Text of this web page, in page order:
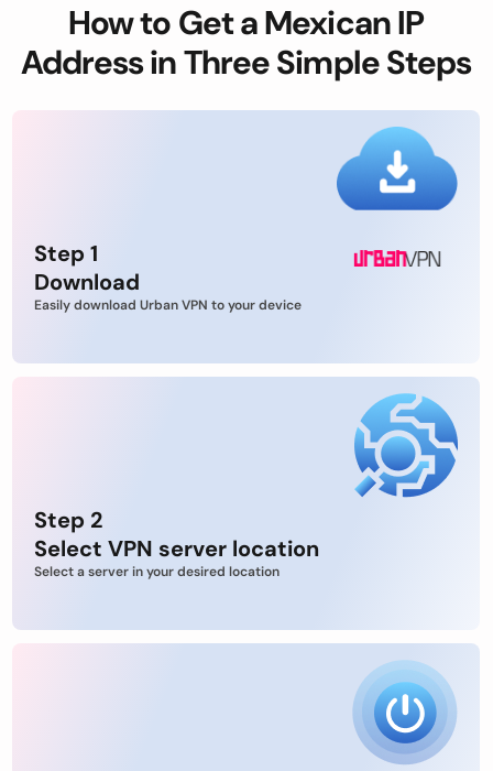
How to Get a Mexican IP
Address in Three Simple Steps
Step 1
Download
Easily download Urban VPN to your device
Step 2
Select VPN server location
Select a server in your desired location